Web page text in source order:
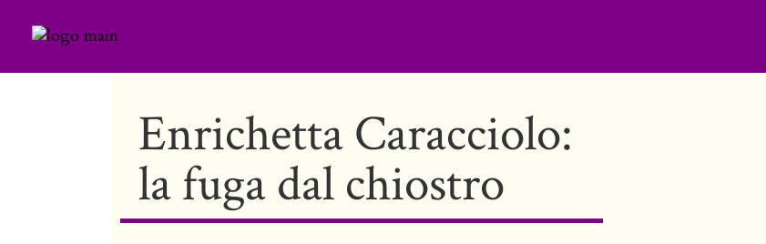
Enrichetta Caracciolo:
la fuga dal chiostro